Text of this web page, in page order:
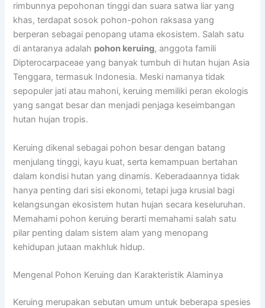
rimbunnya pepohonan tinggi dan suara satwa liar yang
khas, terdapat sosok pohon-pohon raksasa yang
berperan sebagai penopang utama ekosistem. Salah satu
di antaranya adalah pohon keruing, anggota famili
Dipterocarpaceae yang banyak tumbuh di hutan hujan Asia
Tenggara, termasuk Indonesia. Meski namanya tidak
sepopuler jati atau mahoni, keruing memiliki peran ekologis
yang sangat besar dan menjadi penjaga keseimbangan
hutan hujan tropis.
Keruing dikenal sebagai pohon besar dengan batang
menjulang tinggi, kayu kuat, serta kemampuan bertahan
dalam kondisi hutan yang dinamis. Keberadaannya tidak
hanya penting dari sisi ekonomi, tetapi juga krusial bagi
kelangsungan ekosistem hutan hujan secara keseluruhan.
Memahami pohon keruing berarti memahami salah satu
pilar penting dalam sistem alam yang menopang
kehidupan jutaan makhluk hidup.
Mengenal Pohon Keruing dan Karakteristik Alaminya
Keruing merupakan sebutan umum untuk beberapa spesies